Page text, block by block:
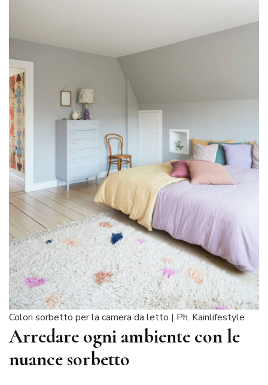
Colori sorbetto per la camera da letto | Ph. Kainlifestyle
Arredare ogni ambiente con le
nuance sorbetto